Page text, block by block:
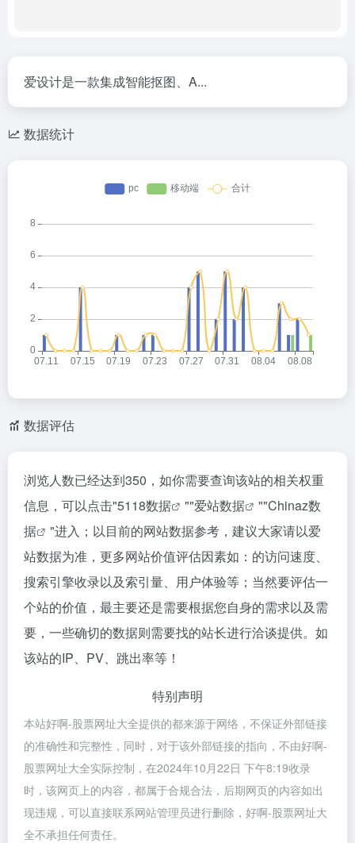
爱设计是一款集成智能抠图、A...
数据统计
数据评估
浏览人数已经达到350，如你需要查询该站的相关权重
信息，可以点击"5118数据 ""爱站数据 ""Chinaz数
据
"进入；以目前的网站数据参考，建议大家请以爱
站数据为准，更多网站价值评估因素如：的访问速度、
搜索引擎收录以及索引量、用户体验等；当然要评估一
个站的价值，最主要还是需要根据您自身的需求以及需
要，一些确切的数据则需要找的站长进行洽谈提供。如
该站的IP、PV、跳出率等！
特别声明
本站好啊-股票网址大全提供的都来源于网络，不保证外部链接
的准确性和完整性，同时，对于该外部链接的指向，不由好啊-
股票网址大全实际控制，在2024年10月22日 下午8:19收录
时，该网页上的内容，都属于合规合法，后期网页的内容如出
现违规，可以直接联系网站管理员进行删除，好啊-股票网址大
全不承担任何责任。